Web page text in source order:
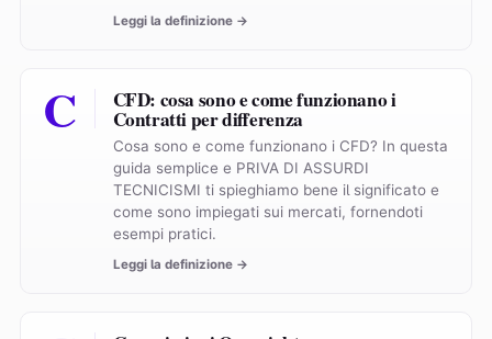
Leggi la definizione →
C CFD: cosa sono e come funzionano i
Contratti per differenza
Cosa sono e come funzionano i CFD? In questa
guida semplice e PRIVA DI ASSURDI
TECNICISMI ti spieghiamo bene il significato e
come sono impiegati sui mercati, fornendoti
esempi pratici.
Leggi la definizione →